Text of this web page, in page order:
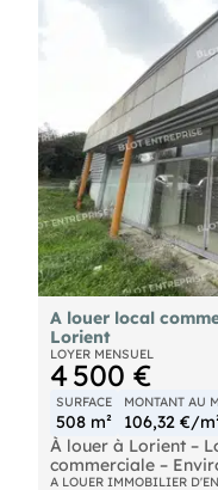
Les informations
ou technologiques,
exposés, sont
A louer local
Lorient
LOYER MENSUEL
4 500 €
SURFACE
508 m²
MONTANT AU
106,32 €/
À louer à Lorient –
commerciale –
avec vitrine Ce
A LOUER IMMOBILIER